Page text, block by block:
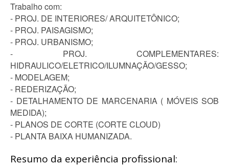
Trabalho com:
- PROJ. DE INTERIORES/ ARQUITETÔNICO;
- PROJ. PAISAGISMO;
- PROJ. URBANISMO;
- PROJ. COMPLEMENTARES:
HIDRAULICO/ELETRICO/ILUMNAÇÃO/GESSO;
- MODELAGEM;
- REDERIZAÇÃO;
- DETALHAMENTO DE MARCENARIA ( MÓVEIS SOB
MEDIDA);
- PLANOS DE CORTE (CORTE CLOUD)
- PLANTA BAIXA HUMANIZADA.
Resumo da experiência profissional: